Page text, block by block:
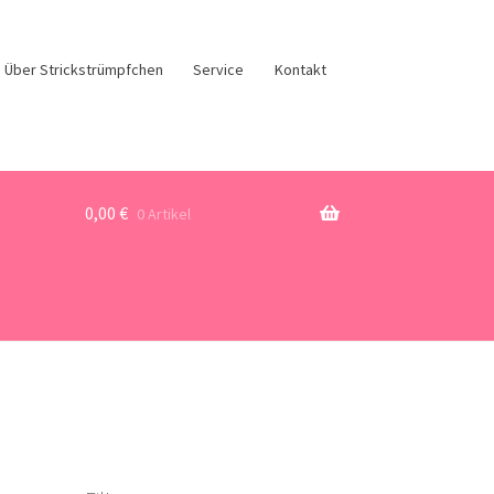
Über Strickstrümpfchen Service Kontakt
0,00 € 0 Artikel